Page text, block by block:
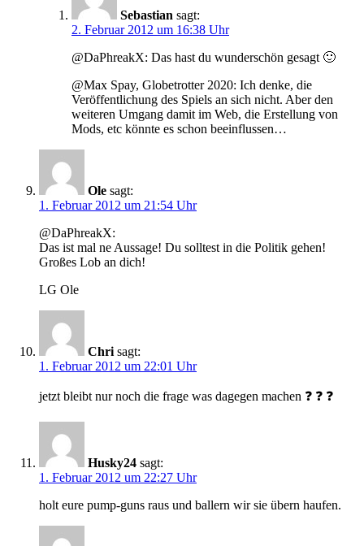
Sebastian sagt:
2. Februar 2012 um 16:38 Uhr
@DaPhreakX: Das hast du wunderschön gesagt 🙂
@Max Spay, Globetrotter 2020: Ich denke, die
Veröffentlichung des Spiels an sich nicht. Aber den
weiteren Umgang damit im Web, die Erstellung von
Mods, etc könnte es schon beeinflussen…
Ole sagt:
1. Februar 2012 um 21:54 Uhr
@DaPhreakX:
Das ist mal ne Aussage! Du solltest in die Politik gehen!
Großes Lob an dich!
LG Ole
Chri sagt:
1. Februar 2012 um 22:01 Uhr
jetzt bleibt nur noch die frage was dagegen machen ❓ ❓ ❓
Husky24 sagt:
1. Februar 2012 um 22:27 Uhr
holt eure pump-guns raus und ballern wir sie übern haufen.